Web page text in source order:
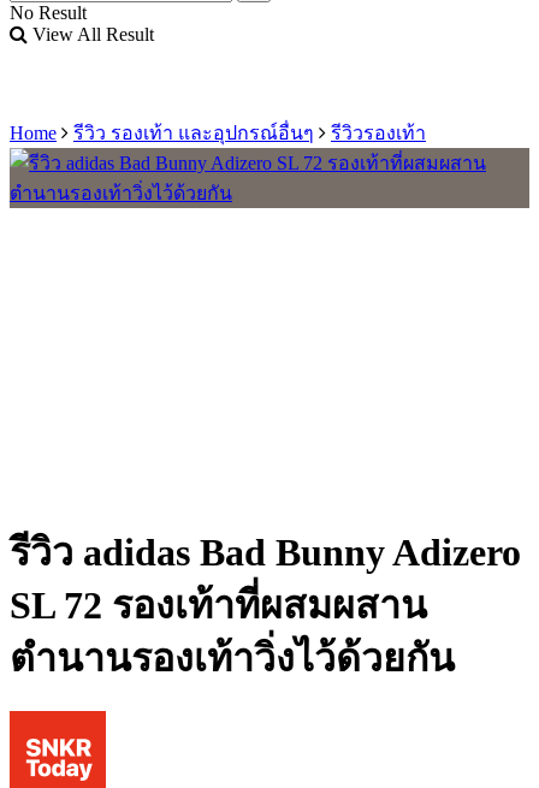
No Result
View All Result
Home รีวิว รองเท้า และอุปกรณ์อื่นๆ รีวิวรองเท้า
รีวิว adidas Bad Bunny Adizero
SL 72 รองเท้าที่ผสมผสาน
ตำนานรองเท้าวิ่งไว้ด้วยกัน